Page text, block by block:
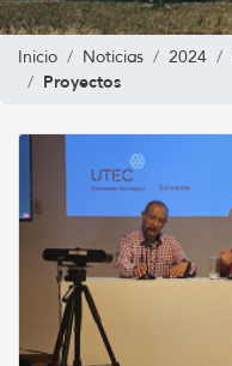
Inicio Noticias 2024
Proyectos